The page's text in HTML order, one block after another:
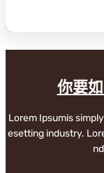
你要
Lorem Ipsumis
esetting industry.